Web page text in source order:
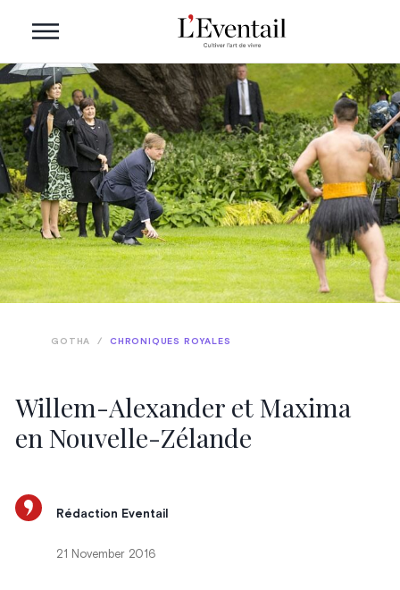
Willem-Alexander et Maxima
en Nouvelle-Zélande
GOTHA / CHRONIQUES ROYALES
Rédaction Eventail
21 November 2016